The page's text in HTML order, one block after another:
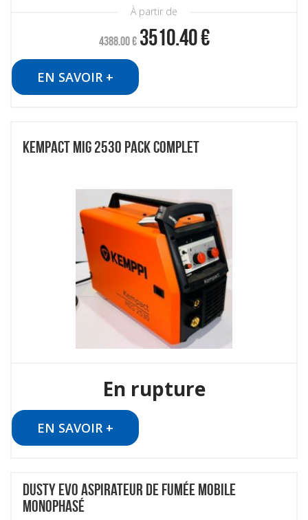
À partir de
4388.00€ 3510.40€
EN SAVOIR +
KEMPACT MIG 2530 PACK COMPLET
En rupture
EN SAVOIR +
DUSTY EVO ASPIRATEUR DE FUMÉE MOBILE
MONOPHASÉ